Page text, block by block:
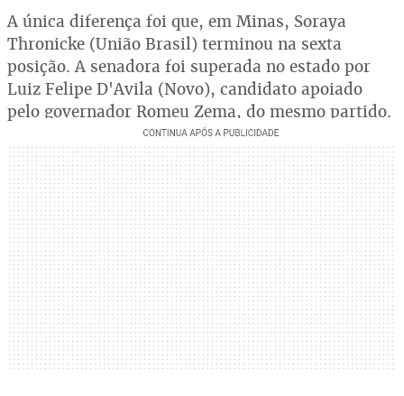
A única diferença foi que, em Minas, Soraya
Thronicke (União Brasil) terminou na sexta
posição. A senadora foi superada no estado por
Luiz Felipe D'Avila (Novo), candidato apoiado
pelo governador Romeu Zema, do mesmo partido.